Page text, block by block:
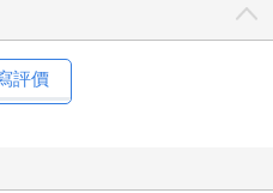
評價